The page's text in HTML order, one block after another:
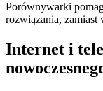
Porównywarki
rozwiązania, zamiast
Internet i